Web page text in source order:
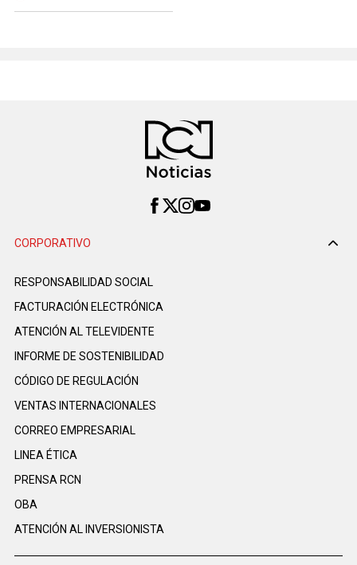
CORPORATIVO
RESPONSABILIDAD SOCIAL
FACTURACIÓN ELECTRÓNICA
ATENCIÓN AL TELEVIDENTE
INFORME DE SOSTENIBILIDAD
CÓDIGO DE REGULACIÓN
VENTAS INTERNACIONALES
CORREO EMPRESARIAL
LINEA ÉTICA
PRENSA RCN
OBA
ATENCIÓN AL INVERSIONISTA